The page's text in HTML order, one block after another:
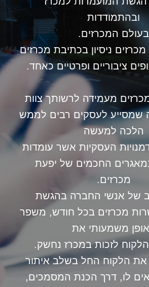
ובהתמודדות
בעולם המכרזים.
ניסיון בכתיבת מכרזים
ציבוריים ופרטיים כאחד.
מעמידה לרשותך צוות
שמסייע לעסקים רבים לממש
הלכה למעשה
העסקיות אשר עומדות
החכמים של יפעת
מכרזים.
של אנשי החברה בהגשת
מכרזים בכל חודש, משפר
משמעותי את
הלקוח לזכות במכרז נחשק.
את הלקוח החל בשלב איתור
לו, דרך הכנת המסמכים,